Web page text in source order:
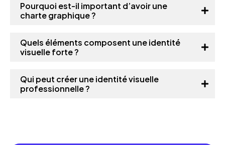
Pourquoi est-il important d’avoir une
charte graphique ?
Quels éléments composent une identité
visuelle forte ?
Qui peut créer une identité visuelle
professionnelle ?